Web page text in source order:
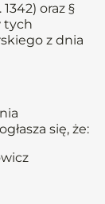
oraz §
tych
z dnia
się, że: